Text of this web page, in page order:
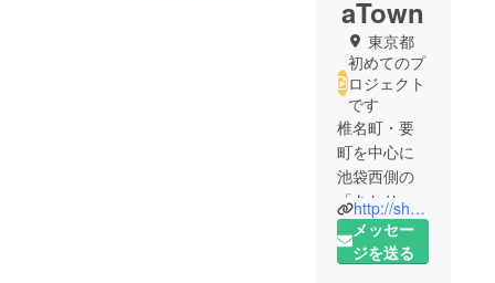
aTown
東京都
初めてのプ
ロジェクト
です
椎名町・要
町を中心に
池袋西側の
「あたりま
えの日常」
の価値を大
http://sheenaandippei.com/
メッセー
ジを送る